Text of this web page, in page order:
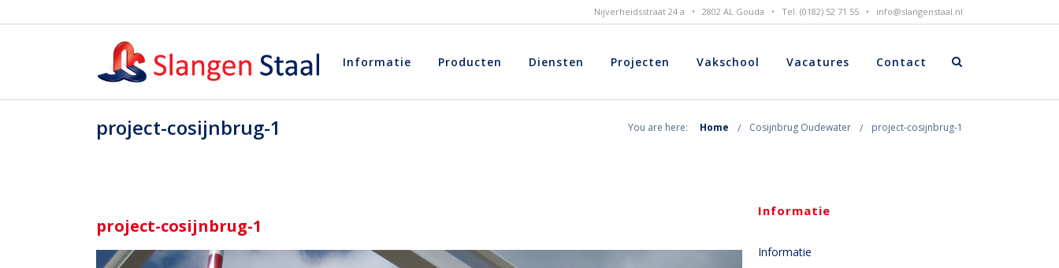
Nijverheidsstraat 24 a • 2802 AL Gouda • Tel. (0182) 52 71 55 • info@slangenstaal.nl
Informatie Producten Diensten Projecten Vakschool Vacatures Contact
project-cosijnbrug-1 You are here: Home Cosijnbrug Oudewater project-cosijnbrug-1
project-cosijnbrug-1
Informatie
Informatie